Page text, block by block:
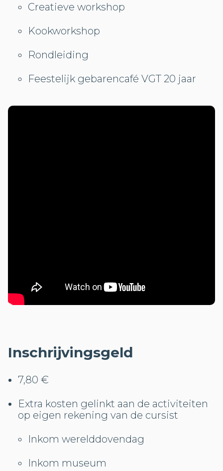
Creatieve workshop
Kookworkshop
Rondleiding
Feestelijk gebarencafé VGT 20 jaar
Inschrijvingsgeld
7,80 €
Extra kosten gelinkt aan de activiteiten
op eigen rekening van de cursist
Inkom werelddovendag
Inkom museum